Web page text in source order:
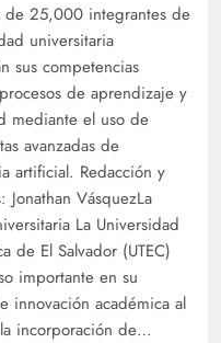
3DLab en
de 25,000 integrantes de
universitaria
sus competencias
de aprendizaje y
mediante el uso de
avanzadas de
artificial. Redacción y
Jonathan VásquezLa
La Universidad
de El Salvador (UTEC)
importante en su
innovación académica al
incorporación de…